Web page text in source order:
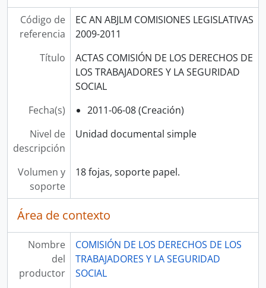
Código de
referencia
EC AN ABJLM COMISIONES LEGISLATIVAS
2009-2011
Título
ACTAS COMISIÓN DE LOS DERECHOS DE
LOS TRABAJADORES Y LA SEGURIDAD
SOCIAL
Fecha(s)
2011-06-08 (Creación)
Nivel de
descripción
Unidad documental simple
Volumen y
soporte
18 fojas, soporte papel.
Área de contexto
Nombre
del
productor
COMISIÓN DE LOS DERECHOS DE LOS
TRABAJADORES Y LA SEGURIDAD
SOCIAL